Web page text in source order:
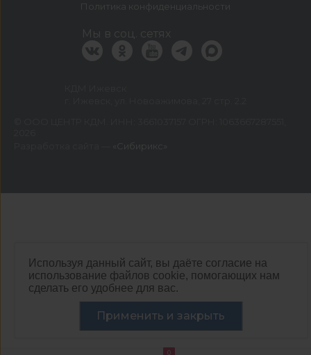
0
Используя данный сайт, вы даёте согласие на
использование файлов cookie, помогающих нам
сделать его удобнее для вас.
Применить и закрыть
Политика конфиденциальности
Мы в соц. сетях
«Сибирикс»